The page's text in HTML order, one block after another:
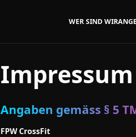
WER SIND WIR
Impressum
Angaben gemäss § 5
FPW CrossFit